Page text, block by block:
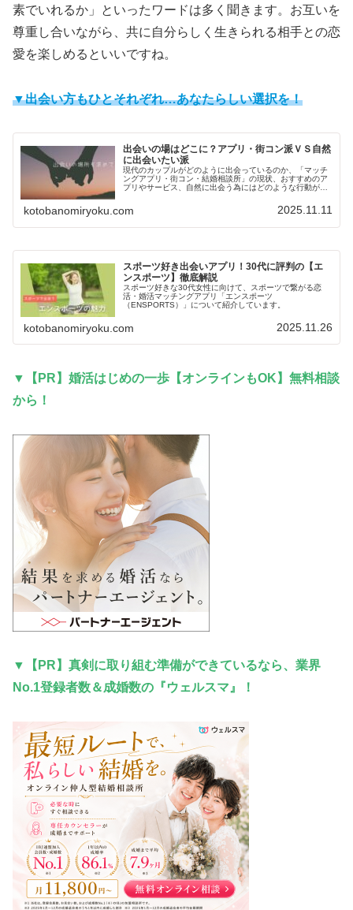
素でいれるか」といったワードは多く聞きます。お互いを
尊重し合いながら、共に自分らしく生きられる相手との恋
愛を楽しめるといいですね。
▼出会い方もひとそれぞれ…あなたらしい選択を！
出会いの場はどこに？アプリ・街コン派ＶＳ自然
に出会いたい派
現代のカップルがどのように出会っているのか、「マッチ
ングアプリ・街コン・結婚相談所」の現状、おすすめのア
プリやサービス、自然に出会う為にはどのような行動が必
kotobanomiryoku.com 2025.11.11
スポーツ好き出会いアプリ！30代に評判の【エ
ンスポーツ】徹底解説
スポーツ好きな30代女性に向けて、スポーツで繋がる恋
活・婚活マッチングアプリ「エンスポーツ
（ENSPORTS）」について紹介しています。
kotobanomiryoku.com 2025.11.26
▼ 【PR】 婚活はじめの一歩【オンラインもOK】無料相談
から！
▼ 【PR】 真剣に取り組む準備ができているなら、業界
No.1登録者数＆成婚数の『ウェルスマ』！